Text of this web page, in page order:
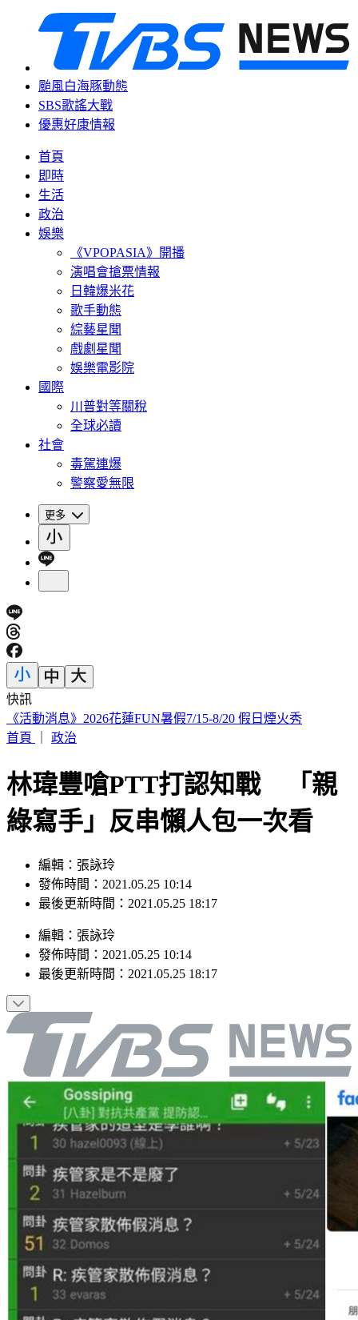
颱風白海豚動態
SBS歌謠大戰
優惠好康情報
首頁
即時
生活
政治
娛樂
《VPOPASIA》開播
演唱會搶票情報
日韓爆米花
歌手動態
綜藝星聞
戲劇星聞
娛樂電影院
國際
川普對等關稅
全球必讀
社會
毒駕連爆
警察愛無限
更多
快訊
晚起南部雨勢接力！專家曝「雨炸北台灣關鍵」 估這時起緩
和
林瑋豐嗆PTT打認知戰 「親
綠寫手」反串懶人包一次看
編輯：張詠玲
發佈時間：2021.05.25 10:14
編輯：張詠玲
發佈時間：2021.05.25 10:14